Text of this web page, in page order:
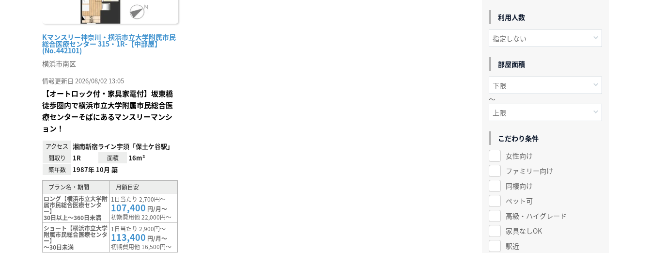
Kマンスリー神奈川・横浜市立大学附属市民
総合医療センター 315・1R-【中部屋】
(No.442101)
横浜市南区
情報更新日 2026/08/02 13:05
【オートロック付・家具家電付】坂東橋
徒歩圏内で横浜市立大学附属市民総合医
療センターそばにあるマンスリーマンシ
ョン！
アクセス 湘南新宿ライン宇須「保土ケ谷駅」
間取り 1R 面積 16m²
築年数 1987年 10月 築
プラン名・期間
月額目安
ロング【横浜市立大学附
属市民総合医療センタ
ー】
30日以上～360日未満
1日当たり 2,700円～
107,400 円/月～
初期費用他 22,000円～
ショート【横浜市立大学
附属市民総合医療センタ
ー】
～30日未満
1日当たり 2,900円～
113,400 円/月～
初期費用他 16,500円～
利用人数
部屋面積
～
こだわり条件
女性向け
ファミリー向け
同棲向け
ペット可
高級・ハイグレード
家具なしOK
駅近